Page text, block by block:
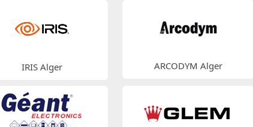
IRIS Alger ARCODYM Alger